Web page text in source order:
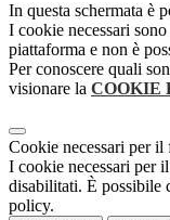
In questa schermata è
I cookie necessari
piattaforma e non è
Per conoscere quali
visionare la COOKIE
Cookie necessari per il
I cookie necessari per
disabilitati. È possibile
policy.